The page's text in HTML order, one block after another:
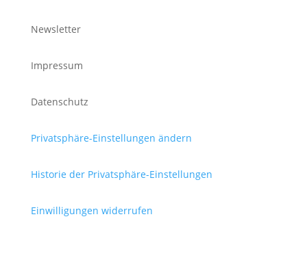
Newsletter
Impressum
Datenschutz
Privatsphäre-Einstellungen ändern
Historie der Privatsphäre-Einstellungen
Einwilligungen widerrufen